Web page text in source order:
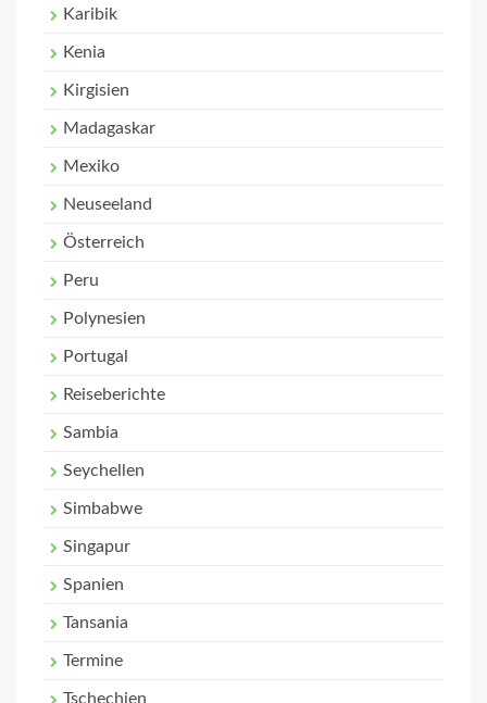
Karibik
Kenia
Kirgisien
Madagaskar
Mexiko
Neuseeland
Österreich
Peru
Polynesien
Portugal
Reiseberichte
Sambia
Seychellen
Simbabwe
Singapur
Spanien
Tansania
Termine
Tschechien